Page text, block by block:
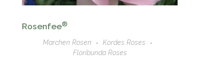
Rosenfee®
Marchen Rosen
Kordes Roses
Floribunda Roses